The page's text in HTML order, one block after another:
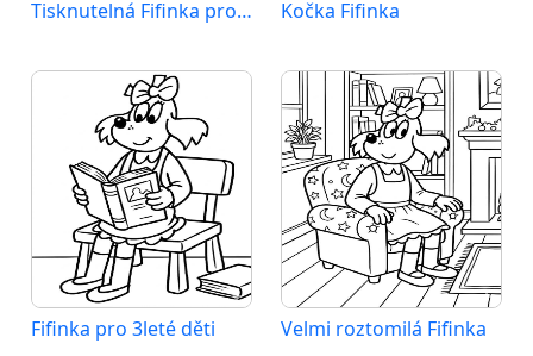
Tisknutelná Fifinka pro děti Kočka Fifinka
Fifinka pro 3leté děti Velmi roztomilá Fifinka